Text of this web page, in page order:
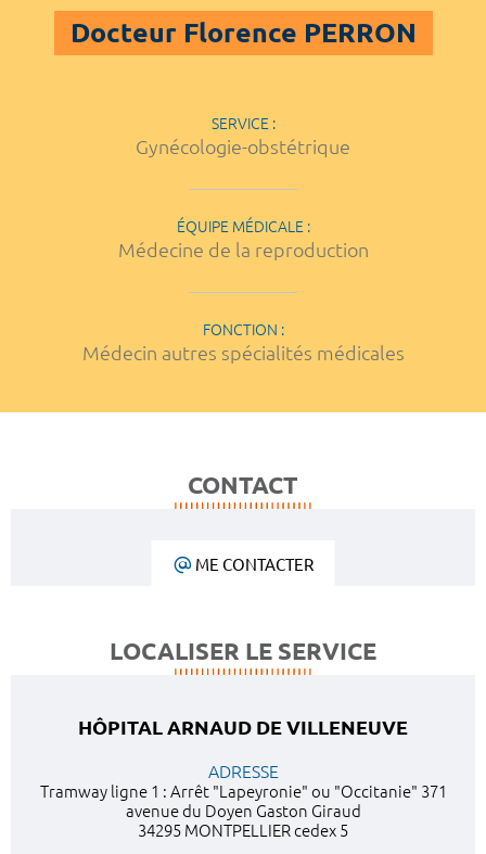
Docteur Florence PERRON
SERVICE :
Gynécologie-obstétrique
ÉQUIPE MÉDICALE :
Médecine de la reproduction
FONCTION :
Médecin autres spécialités médicales
CONTACT
ME CONTACTER
LOCALISER LE SERVICE
HÔPITAL ARNAUD DE VILLENEUVE
ADRESSE
Tramway ligne 1 : Arrêt "Lapeyronie" ou "Occitanie" 371
avenue du Doyen Gaston Giraud
34295 MONTPELLIER cedex 5